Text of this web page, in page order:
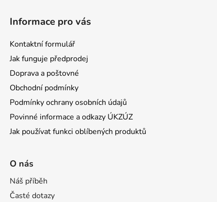
Informace pro vás
Kontaktní formulář
Jak funguje předprodej
Doprava a poštovné
Obchodní podmínky
Podmínky ochrany osobních údajů
Povinné informace a odkazy ÚKZÚZ
Jak používat funkci oblíbených produktů
O nás
Náš příběh
Časté dotazy